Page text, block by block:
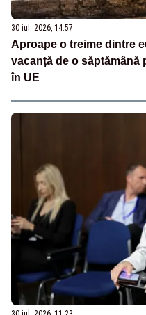
30 iul. 2026, 14:57
Aproape o treime dintre
vacanță de o săptămână
în UE